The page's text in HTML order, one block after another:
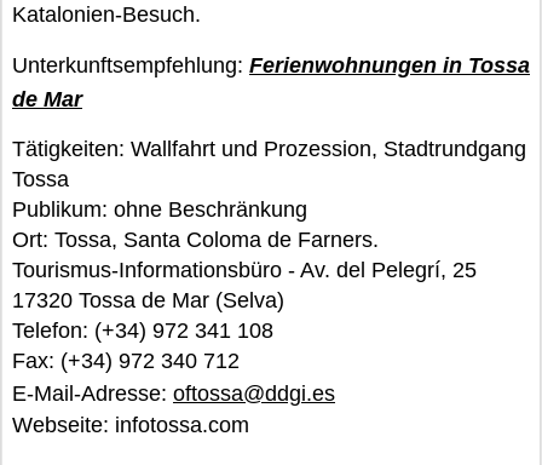
Katalonien-Besuch.
Unterkunftsempfehlung: Ferienwohnungen in Tossa
de Mar
Tätigkeiten: Wallfahrt und Prozession, Stadtrundgang
Tossa
Publikum: ohne Beschränkung
Ort: Tossa, Santa Coloma de Farners.
Tourismus-Informationsbüro - Av. del Pelegrí, 25
17320 Tossa de Mar (Selva)
Telefon: (+34) 972 341 108
Fax: (+34) 972 340 712
E-Mail-Adresse: oftossa@ddgi.es
Webseite: infotossa.com